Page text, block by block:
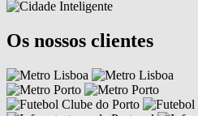
Os nossos clientes